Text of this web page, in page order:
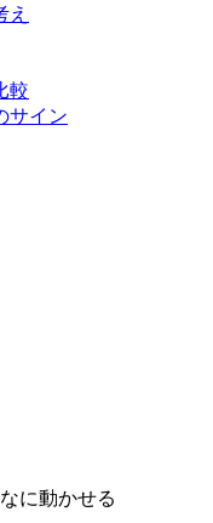
え
較
サイン
に動かせる